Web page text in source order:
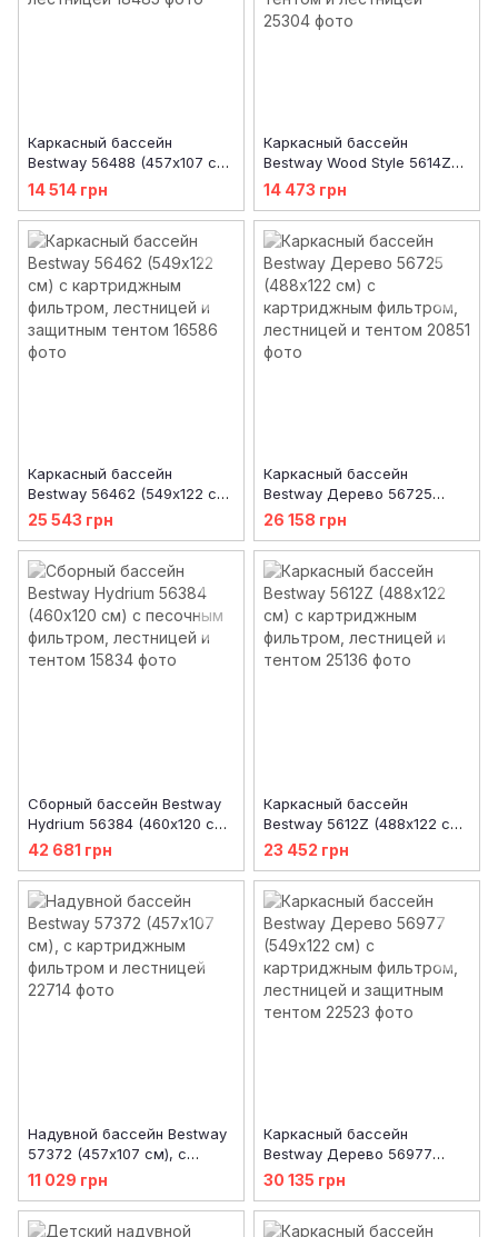
Каркасный бассейн
Bestway 56488 (457х107 см)
с картриджным фильтром,
тентом и лестницей
14 514 грн
Каркасный бассейн
Bestway Wood Style 5614Z
(427х107 см) с
картриджным фильтром,
тентом и лестницей
14 473 грн
Каркасный бассейн
Bestway 56462 (549х122 см)
с картриджным фильтром,
лестницей и защитным
тентом
25 543 грн
Каркасный бассейн
Bestway Дерево 56725
(488х122 см) с
картриджным фильтром,
лестницей и тентом
26 158 грн
Сборный бассейн Bestway
Hydrium 56384 (460х120 см)
с песочным фильтром,
лестницей и тентом
42 681 грн
Каркасный бассейн
Bestway 5612Z (488х122 см)
с картриджным фильтром,
лестницей и тентом
23 452 грн
Надувной бассейн Bestway
57372 (457х107 см), с
картриджным фильтром и
лестницей
11 029 грн
Каркасный бассейн
Bestway Дерево 56977
(549х122 см) с
картриджным фильтром,
лестницей и защитным
30 135 грн